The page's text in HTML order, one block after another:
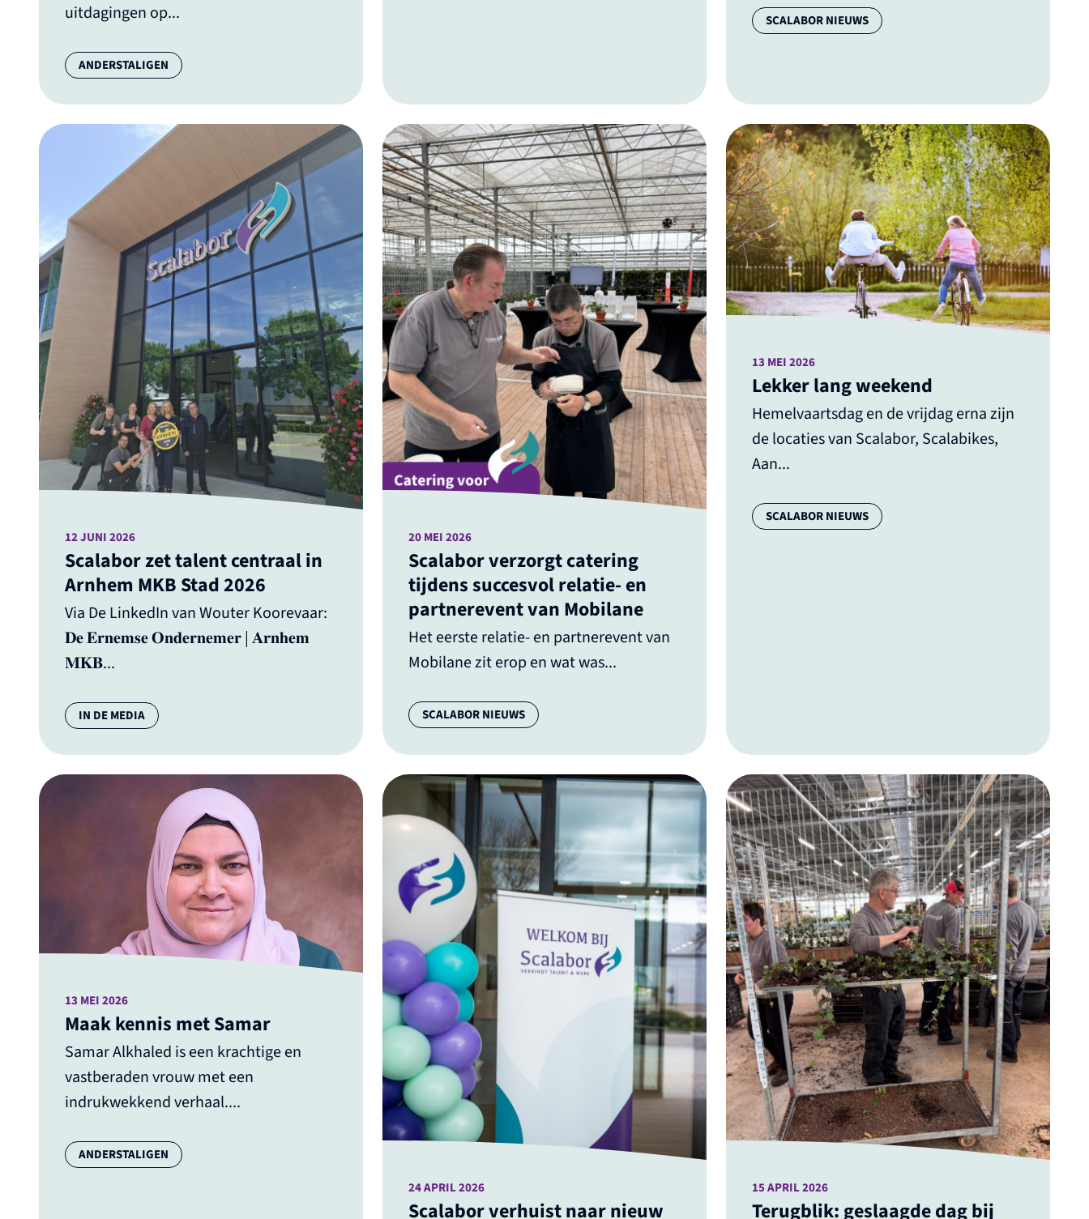
uitdagingen op...
Categorie:
ANDERSTALIGEN
Categorie:
SCALABOR NIEUWS
Scalabor zet talent centraal in
Arnhem MKB Stad 2026
Via De LinkedIn van Wouter Koorevaar:
𝐃𝐞 𝐄𝐫𝐧𝐞𝐦𝐬𝐞 𝐎𝐧𝐝𝐞𝐫𝐧𝐞𝐦𝐞𝐫 | 𝐀𝐫𝐧𝐡𝐞𝐦
𝐌𝐊𝐁...
12 JUNI 2026
Categorie:
IN DE MEDIA
Scalabor verzorgt catering
tijdens succesvol relatie- en
partnerevent van Mobilane
Het eerste relatie- en partnerevent van
Mobilane zit erop en wat was...
20 MEI 2026
Categorie:
SCALABOR NIEUWS
Lekker lang weekend
Hemelvaartsdag en de vrijdag erna zijn
de locaties van Scalabor, Scalabikes,
Aan...
13 MEI 2026
Categorie:
SCALABOR NIEUWS
Maak kennis met Samar
Samar Alkhaled is een krachtige en
vastberaden vrouw met een
indrukwekkend verhaal....
13 MEI 2026
Categorie:
ANDERSTALIGEN
Scalabor verhuist naar nieuw
24 APRIL 2026
Terugblik: geslaagde dag bij
15 APRIL 2026